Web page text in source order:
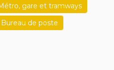
gare et tramways
Bureau de poste